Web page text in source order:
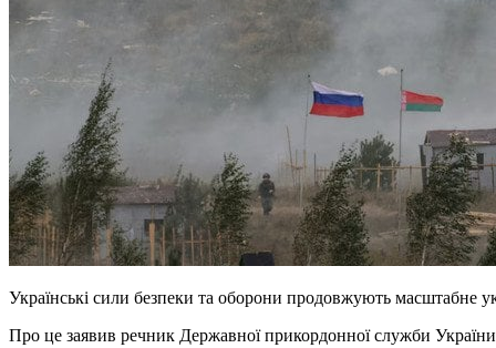
Українські сили безпеки та оборони продовжують масштабне
Про це заявив речник Державної прикордонної служби